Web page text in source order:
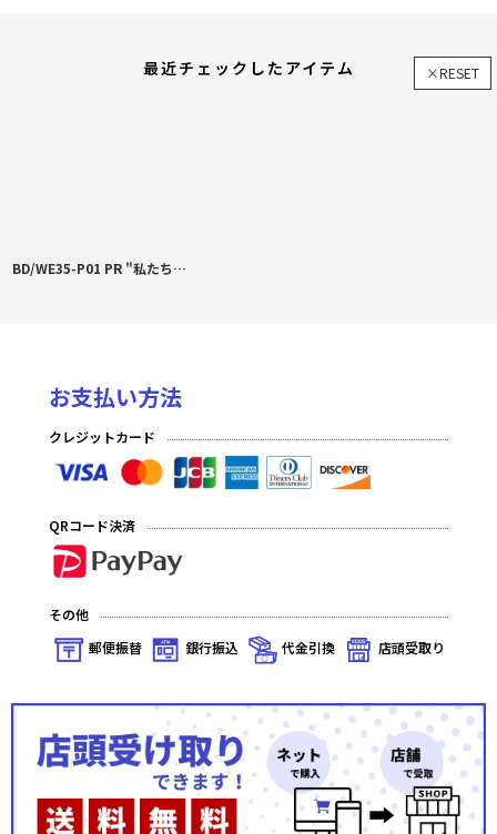
最近チェックしたアイテム ×RESET
BD/WE35-P01 PR "私たちのバンド活動!"弦巻こころ
お支払い方法
クレジットカード
QRコード決済
その他
郵便振替
銀行振込 代金引換 店頭受取り